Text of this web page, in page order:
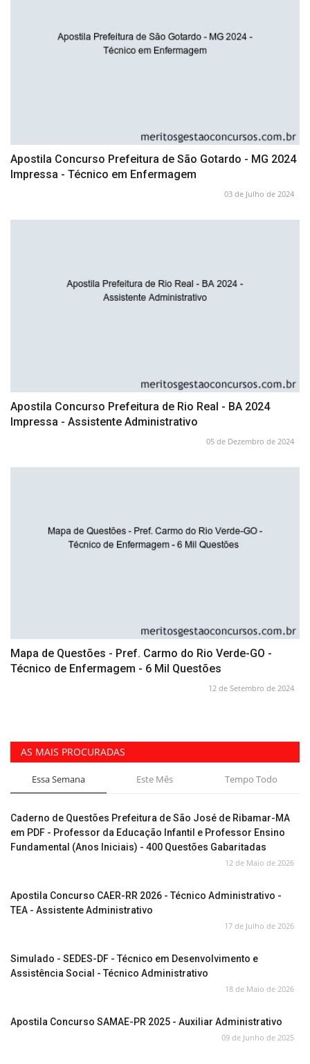
Apostila Concurso Prefeitura de São Gotardo - MG 2024
Impressa - Técnico em Enfermagem
03 de Julho de 2024
Apostila Concurso Prefeitura de Rio Real - BA 2024
Impressa - Assistente Administrativo
05 de Dezembro de 2024
Mapa de Questões - Pref. Carmo do Rio Verde-GO -
Técnico de Enfermagem - 6 Mil Questões
12 de Setembro de 2024
AS MAIS PROCURADAS
Essa Semana Este Mês Tempo Todo
Caderno de Questões Prefeitura de São José de Ribamar-MA
em PDF - Professor da Educação Infantil e Professor Ensino
Fundamental (Anos Iniciais) - 400 Questões Gabaritadas
12 de Maio de 2026
Apostila Concurso CAER-RR 2026 - Técnico Administrativo -
TEA - Assistente Administrativo
17 de Julho de 2026
Simulado - SEDES-DF - Técnico em Desenvolvimento e
Assistência Social - Técnico Administrativo
18 de Maio de 2026
Apostila Concurso SAMAE-PR 2025 - Auxiliar Administrativo
09 de Junho de 2025